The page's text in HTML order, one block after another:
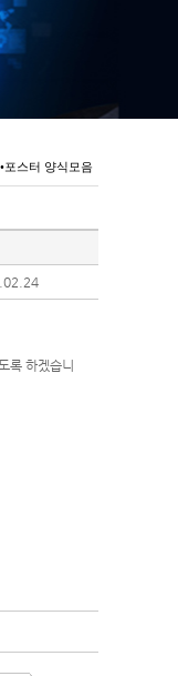
포스터 양식모음
록 하겠습니